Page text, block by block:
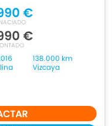
€
€
138.000 km
Vizcaya